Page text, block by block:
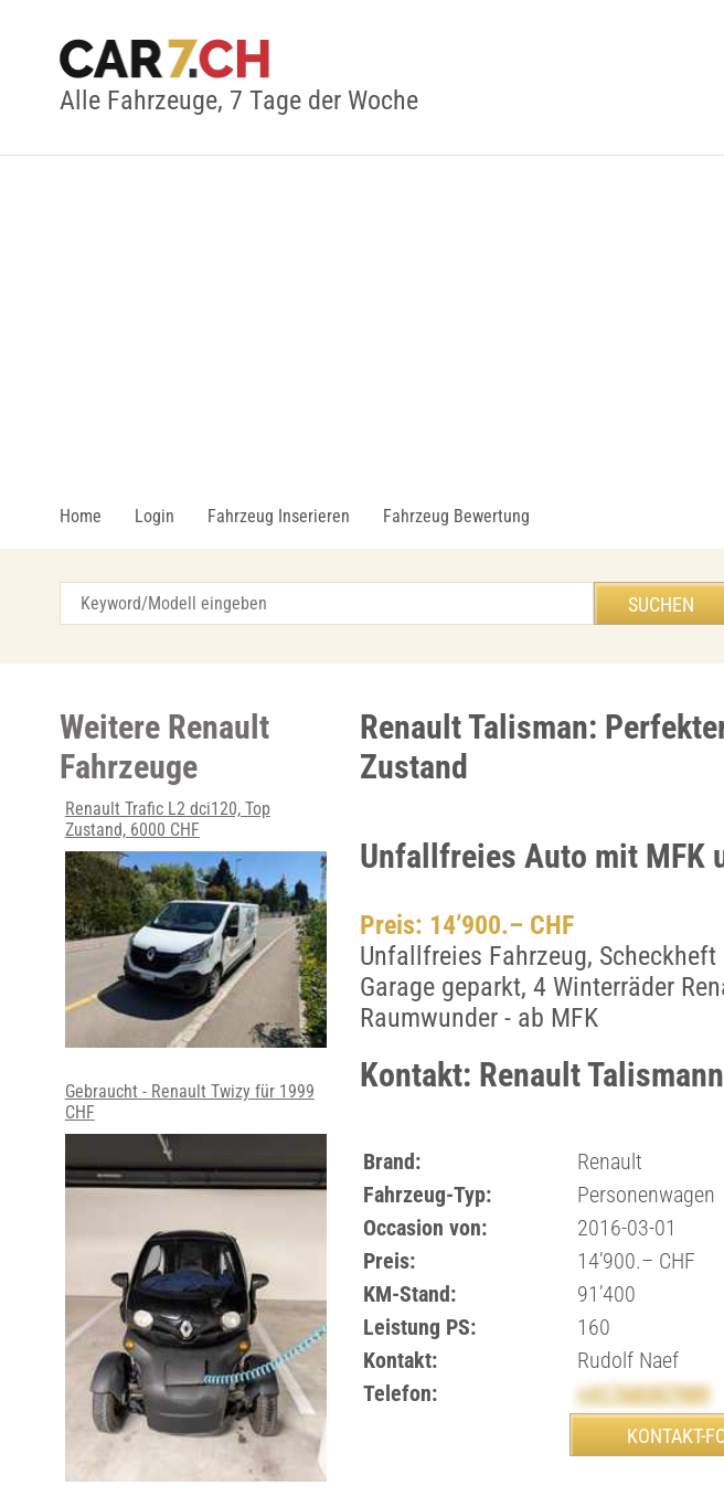
Alle Fahrzeuge, 7 Tage der Woche
Home Login Fahrzeug Inserieren Fahrzeug Bewertung
Renault Talisman:
Zustand
Unfallfreies Auto mit MFK
Preis: 14’900.– CHF
Unfallfreies Fahrzeug,
Garage geparkt, 4 Winterräder
Raumwunder - ab MFK
Kontakt: Renault
Brand:
Renault
Fahrzeug-Typ:
Personenwagen
Occasion von:
2016-03-01
Preis:
14’900.– CHF
KM-Stand:
91’400
Leistung PS:
160
Kontakt:
Rudolf Naef
Telefon:
+41768307989
Weitere Renault
Fahrzeuge
Renault Trafic L2 dci120, Top
Zustand, 6000 CHF
Gebraucht - Renault Twizy für 1999
CHF